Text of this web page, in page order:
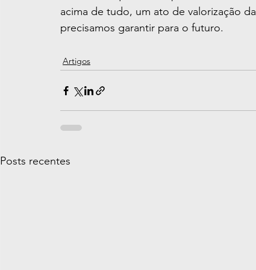
acima de tudo, um ato de valorização
precisamos garantir para o futuro.
Artigos
Posts recentes